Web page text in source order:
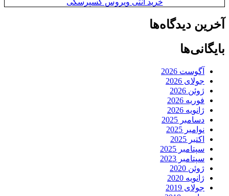
خرید آنتی ویروس کسپرسکی
آخرین دیدگاه‌ها
بایگانی‌ها
آگوست 2026
جولای 2026
ژوئن 2026
فوریه 2026
ژانویه 2026
دسامبر 2025
نوامبر 2025
اکتبر 2025
سپتامبر 2025
سپتامبر 2023
ژوئن 2020
ژانویه 2020
جولای 2019